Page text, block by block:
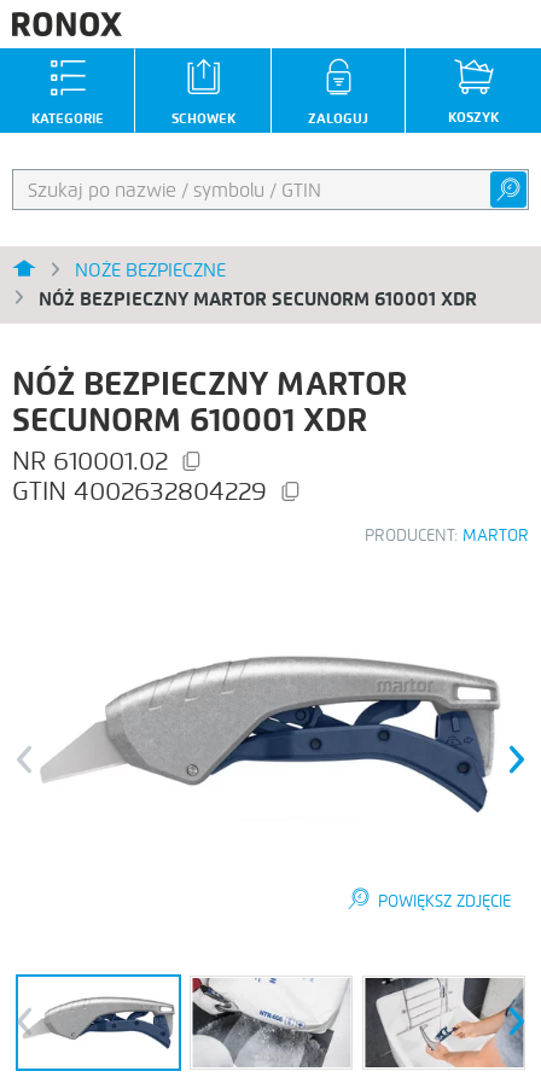
ZALOGUJ KOSZYK
SCHOWEK
KATEGORIE
NOŻE BEZPIECZNE
NÓŻ BEZPIECZNY MARTOR SECUNORM 610001 XDR
NÓŻ BEZPIECZNY MARTOR
SECUNORM 610001 XDR
610001.02
4002632804229
PRODUCENT: MARTOR
Previous
POWIĘKSZ ZDJĘCIE
Next
Previous Next